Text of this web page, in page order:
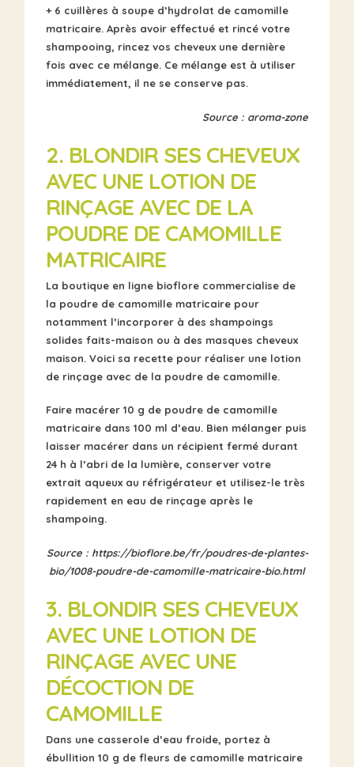
+ 6 cuillères à soupe d’hydrolat de camomille
matricaire. Après avoir effectué et rincé votre
shampooing, rincez vos cheveux une dernière
fois avec ce mélange. Ce mélange est à utiliser
immédiatement, il ne se conserve pas.
Source : aroma-zone
2. BLONDIR SES CHEVEUX
AVEC UNE LOTION DE
RINÇAGE AVEC DE LA
POUDRE DE CAMOMILLE
MATRICAIRE
La boutique en ligne bioflore commercialise de
la poudre de camomille matricaire pour
notamment l’incorporer à des shampoings
solides faits-maison ou à des masques cheveux
maison. Voici sa recette pour réaliser une lotion
de rinçage avec de la poudre de camomille.
Faire macérer 10 g de poudre de camomille
matricaire dans 100 ml d’eau. Bien mélanger puis
laisser macérer dans un récipient fermé durant
24 h à l’abri de la lumière, conserver votre
extrait aqueux au réfrigérateur et utilisez-le très
rapidement en eau de rinçage après le
shampoing.
Source : https://bioflore.be/fr/poudres-de-plantes-
bio/1008-poudre-de-camomille-matricaire-bio.html
3. BLONDIR SES CHEVEUX
AVEC UNE LOTION DE
RINÇAGE AVEC UNE
DÉCOCTION DE
CAMOMILLE
Dans une casserole d’eau froide, portez à
ébullition 10 g de fleurs de camomille matricaire